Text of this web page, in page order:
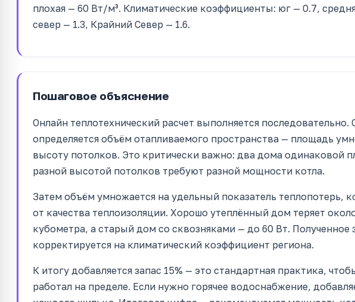
плохая — 60 Вт/м³. Климатические коэффициенты: юг — 0.7,
север — 1.3, Крайний Север — 1.6.
Пошаговое объяснение
Онлайн теплотехнический расчет выполняется последовательно.
определяется объём отапливаемого пространства — площадь
высоту потолков. Это критически важно: два дома одинаковой
разной высотой потолков требуют разной мощности котла.
Затем объём умножается на удельный показатель теплопотерь,
от качества теплоизоляции. Хорошо утеплённый дом теряет
кубометра, а старый дом со сквозняками — до 60 Вт. Полученное
корректируется на климатический коэффициент региона.
К итогу добавляется запас 15% — это стандартная практика,
работал на пределе. Если нужно горячее водоснабжение,